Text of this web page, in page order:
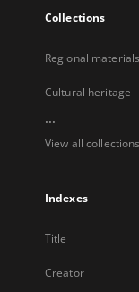
Collections
Regional materials
Cultural heritage
...
View all collections
Indexes
Title
Creator